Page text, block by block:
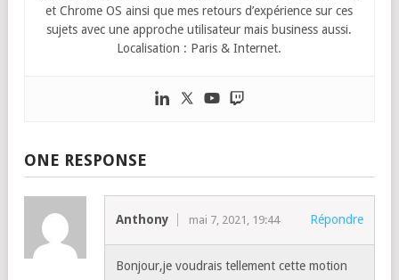
et Chrome OS ainsi que mes retours d’expérience sur ces
sujets avec une approche utilisateur mais business aussi.
Localisation : Paris & Internet.
ONE RESPONSE
Anthony mai 7, 2021, 19:44 Répondre
Bonjour,je voudrais tellement cette motion